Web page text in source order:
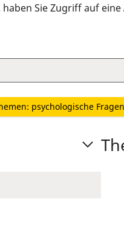
haben Sie Zugriff auf
psychologische Fragen